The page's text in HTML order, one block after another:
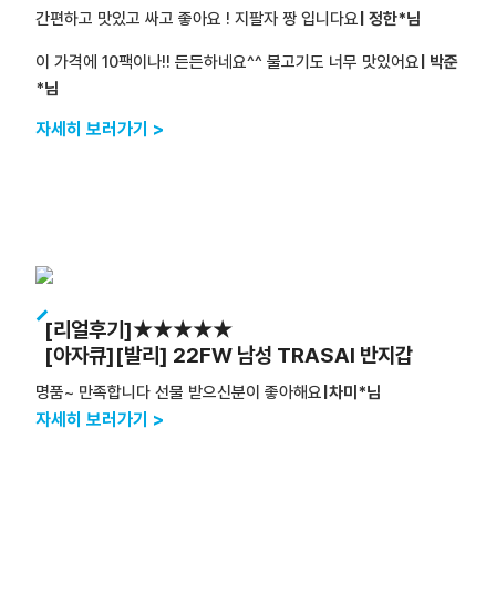
간편하고 맛있고 싸고 좋아요 ! 지팔자 짱 입니다요 | 정한*님
이 가격에 10팩이나!! 든든하네요^^ 불고기도 너무 맛있어요 | 박준
*님
자세히 보러가기 >
[리얼후기]★★★★★
[아자큐][발리] 22FW 남성 TRASAI 반지갑
명품~ 만족합니다 선물 받으신분이 좋아해요 |차미*님
자세히 보러가기 >